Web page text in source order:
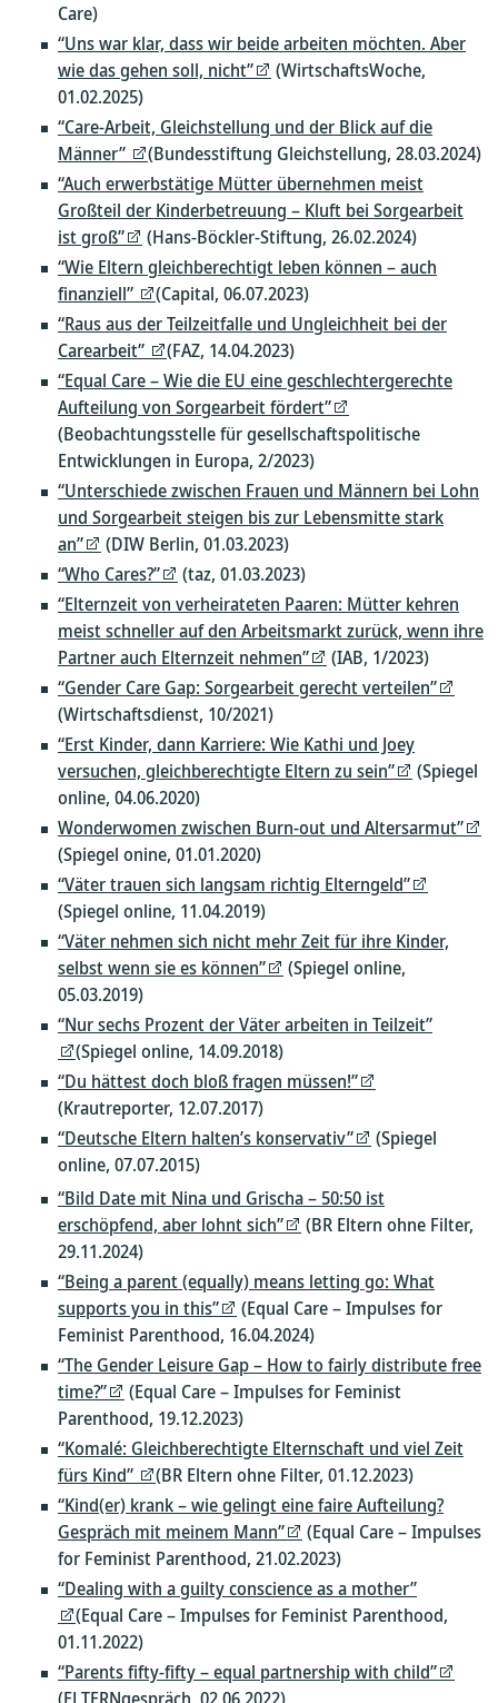
Care)
“Uns war klar, dass wir beide arbeiten möchten. Aber
wie das gehen soll, nicht”
(WirtschaftsWoche,
01.02.2025)
“Care-Arbeit, Gleichstellung und der Blick auf die
Männer”
(Bundesstiftung Gleichstellung, 28.03.2024)
“Auch erwerbstätige Mütter übernehmen meist
Großteil der Kinderbetreuung – Kluft bei Sorgearbeit
ist groß”
(Hans-Böckler-Stiftung, 26.02.2024)
“Wie Eltern gleichberechtigt leben können – auch
finanziell”
(Capital, 06.07.2023)
“Raus aus der Teilzeitfalle und Ungleichheit bei der
Carearbeit”
(FAZ, 14.04.2023)
“Equal Care – Wie die EU eine geschlechtergerechte
Aufteilung von Sorgearbeit fördert”
(Beobachtungsstelle für gesellschaftspolitische
Entwicklungen in Europa, 2/2023)
“Unterschiede zwischen Frauen und Männern bei Lohn
und Sorgearbeit steigen bis zur Lebensmitte stark
an”
(DIW Berlin, 01.03.2023)
“Who Cares?”
(taz, 01.03.2023)
“Elternzeit von verheirateten Paaren: Mütter kehren
meist schneller auf den Arbeitsmarkt zurück, wenn ihre
Partner auch Elternzeit nehmen”
(IAB, 1/2023)
“Gender Care Gap: Sorgearbeit gerecht verteilen”
(Wirtschaftsdienst, 10/2021)
“Erst Kinder, dann Karriere: Wie Kathi und Joey
versuchen, gleichberechtigte Eltern zu sein”
(Spiegel
online, 04.06.2020)
Wonderwomen zwischen Burn-out und Altersarmut”
(Spiegel onine, 01.01.2020)
“Väter trauen sich langsam richtig Elterngeld”
(Spiegel online, 11.04.2019)
“Väter nehmen sich nicht mehr Zeit für ihre Kinder,
selbst wenn sie es können”
(Spiegel online,
05.03.2019)
“Nur sechs Prozent der Väter arbeiten in Teilzeit”
(Spiegel online, 14.09.2018)
“Du hättest doch bloß fragen müssen!”
(Krautreporter, 12.07.2017)
“Deutsche Eltern halten’s konservativ”
(Spiegel
online, 07.07.2015)
“Bild Date mit Nina und Grischa – 50:50 ist
erschöpfend, aber lohnt sich”
(BR Eltern ohne Filter,
29.11.2024)
“Being a parent (equally) means letting go: What
supports you in this”
(Equal Care – Impulses for
Feminist Parenthood, 16.04.2024)
“The Gender Leisure Gap – How to fairly distribute free
time?”
(Equal Care – Impulses for Feminist
Parenthood, 19.12.2023)
“Komalé: Gleichberechtigte Elternschaft und viel Zeit
fürs Kind”
(BR Eltern ohne Filter, 01.12.2023)
“Kind(er) krank – wie gelingt eine faire Aufteilung?
Gespräch mit meinem Mann”
(Equal Care – Impulses
for Feminist Parenthood, 21.02.2023)
“Dealing with a guilty conscience as a mother”
(Equal Care – Impulses for Feminist Parenthood,
01.11.2022)
“Parents fifty-fifty – equal partnership with child”